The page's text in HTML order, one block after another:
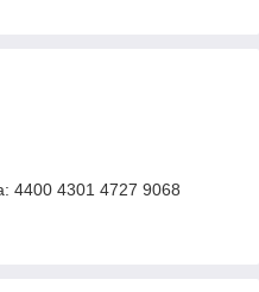
4400 4301 4727 9068